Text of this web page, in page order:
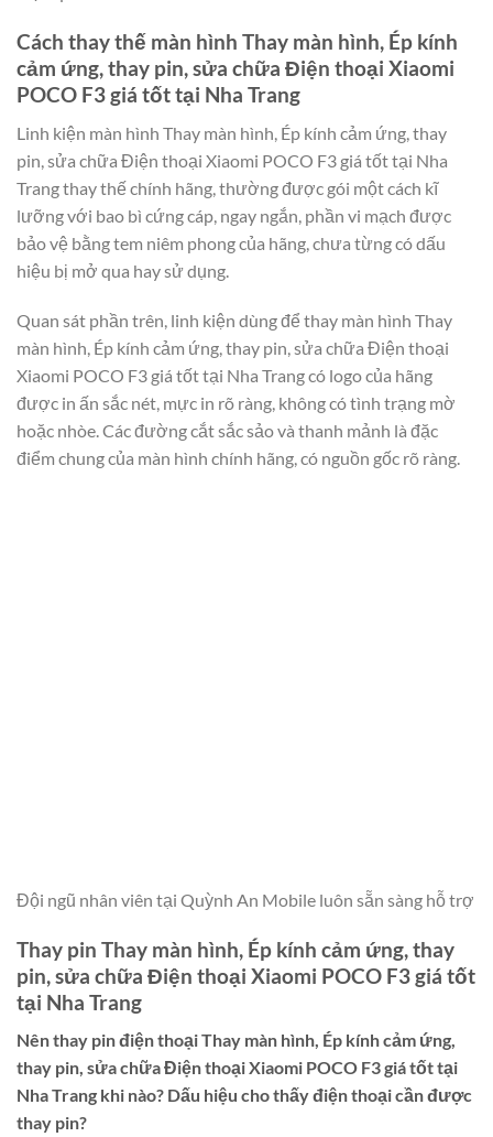
Cách thay thế màn hình Thay màn hình, Ép kính
cảm ứng, thay pin, sửa chữa Điện thoại Xiaomi
POCO F3 giá tốt tại Nha Trang
Linh kiện màn hình Thay màn hình, Ép kính cảm ứng, thay
pin, sửa chữa Điện thoại Xiaomi POCO F3 giá tốt tại Nha
Trang thay thế chính hãng, thường được gói một cách kĩ
lưỡng với bao bì cứng cáp, ngay ngắn, phần vi mạch được
bảo vệ bằng tem niêm phong của hãng, chưa từng có dấu
hiệu bị mở qua hay sử dụng.
Quan sát phần trên, linh kiện dùng để thay màn hình Thay
màn hình, Ép kính cảm ứng, thay pin, sửa chữa Điện thoại
Xiaomi POCO F3 giá tốt tại Nha Trang có logo của hãng
được in ấn sắc nét, mực in rõ ràng, không có tình trạng mờ
hoặc nhòe. Các đường cắt sắc sảo và thanh mảnh là đặc
điểm chung của màn hình chính hãng, có nguồn gốc rõ ràng.
Đội ngũ nhân viên tại Quỳnh An Mobile luôn sẵn sàng hỗ trợ
Thay pin Thay màn hình, Ép kính cảm ứng, thay
pin, sửa chữa Điện thoại Xiaomi POCO F3 giá tốt
tại Nha Trang
Nên thay pin điện thoạiThay màn hình, Ép kính cảm ứng,
thay pin, sửa chữa Điện thoại Xiaomi POCO F3 giá tốt tại
Nha Trang khi nào? Dấu hiệu cho thấy điện thoại cần được
thay pin?